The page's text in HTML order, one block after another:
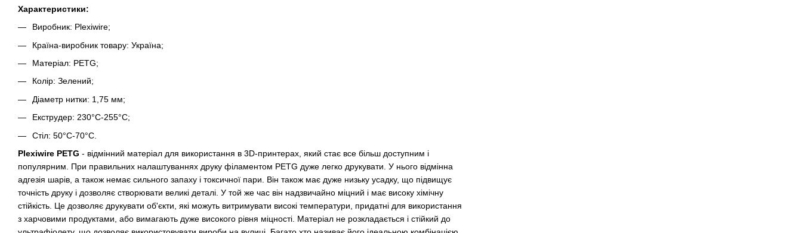
Характеристики:
Виробник: Plexiwire;
Країна-виробник товару: Україна;
Матеріал: PETG;
Колір: Зелений;
Діаметр нитки: 1,75 мм;
Екструдер: 230°С-255°С;
Стіл: 50°С-70°С.
Plexiwire PETG - відмінний матеріал для використання в 3D-принтерах, який стає все більш доступним і
популярним. При правильних налаштуваннях друку філаментом PETG дуже легко друкувати. У нього відмінна
адгезія шарів, а також немає сильного запаху і токсичної пари. Він також має дуже низьку усадку, що підвищує
точність друку і дозволяє створювати великі деталі. У той же час він надзвичайно міцний і має високу хімічну
стійкість. Це дозволяє друкувати об'єкти, які можуть витримувати високі температури, придатні для використання
з харчовими продуктами, або вимагають дуже високого рівня міцності. Матеріал не розкладається і стійкий до